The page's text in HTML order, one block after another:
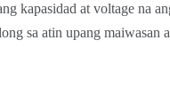
kapasidad at voltage na
sa atin upang maiwasan